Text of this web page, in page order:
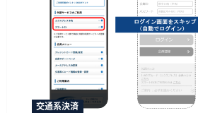
交通系決済